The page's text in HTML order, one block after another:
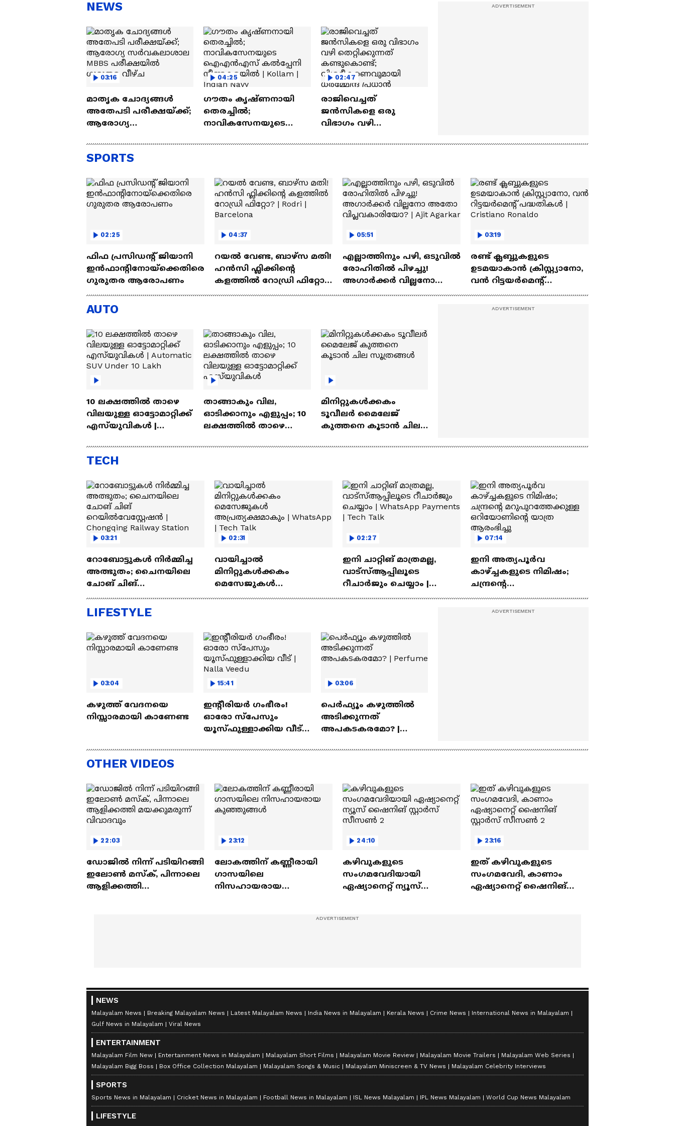
തൊഴിലാളികൾക്കായു
NEWS
03:16
മാതൃക ചോദ്യങ്ങൾ
അതേപടി പരീക്ഷയ്ക്ക്;
ആരോഗ്യ
പരീക്ഷയിൽ ഗുരുതര
വീഴ്ച
04:25
ഗൗതം കൃഷ്ണനായി
തെരച്ചിൽ;
നാവികസേനയുടെ
കൽപ്പേനി
02:47
രാജിവെച്ചത്
ജൻസികളെ ഒരു
വിഭാഗം വഴി
കണ്ടുകൊണ്ട്;
SPORTS
02:25
ഫിഫ പ്രസിഡന്റ് ജിയാനി
ഇൻഫാന്റിനോയ്‌ക്കെതിരെ
ഗുരുതര ആരോപണം
04:37
റയല്‍ വേണ്ട, ബാഴ്‌സ മതി!
ഹൻസി ഫ്ലിക്കിന്റെ
കളത്തില്‍ റോഡ്രി ഫിറ്റോ?
| Rodri | Barcelona
05:51
എല്ലാത്തിനും പഴി, ഒടുവില്‍
രോഹിതില്‍ പിഴച്ചു!
അഗാര്‍ക്കർ വില്ലനോ
അതോ വിപ്ലവകാരിയോ? |
03:19
രണ്ട്‌ ക്ലബ്ബുകളുടെ
ഉടമയാകാന്‍ ക്രിസ്റ്റ്യാനോ,
വന്‍ റിട്ടയര്‍മെന്റ്‌
പദ്ധതികള്‍ | Cristiano
AUTO
10 ലക്ഷത്തിൽ താഴെ
വിലയുള്ള ഓട്ടോമാറ്റിക്ക്
എസ്‍യുവികൾ |
Lakh
താങ്ങാകും വില,
ഓടിക്കാനും എളുപ്പം; 10
ലക്ഷത്തിൽ താഴെ
എസ്‍യുവികൾ
മിനിറ്റുകൾക്കകം
ടൂവീലർ മൈലേജ്
കുത്തനെ കൂടാൻ ചില
TECH
03:21
റോബോട്ടുകൾ നിർമ്മിച്ച
അത്ഭുതം; ചൈനയിലെ
ചോങ് ചിങ്
Chongqing Railway Station
02:31
വായിച്ചാൽ
മിനിറ്റുകൾക്കകം
മെസേജുകള്‍
02:27
ഇനി ചാറ്റിങ് മാത്രമല്ല,
വാട്‌സ്‌ആപ്പിലൂടെ
റീചാർജും ചെയ്യാം |
07:14
ഇനി അത്യപൂര്‍വ
കാഴ്ച്ചകളുടെ നിമിഷം;
ചന്ദ്രന്റെ
LIFESTYLE
03:04
കഴുത്ത് വേദനയെ
നിസ്സാരമായി കാണേണ്ട
15:41
ഇന്റീരിയർ ഗംഭീരം!
ഓരോ സ്‌പേസും
യൂസ്ഫുള്ളാക്കിയ വീട് |
03:06
പെർഫ്യൂം കഴുത്തിൽ
അടിക്കുന്നത്
അപകടകരമോ? |
OTHER VIDEOS
22:03
ഡോജിൽ നിന്ന് പടിയിറങ്ങി
ഇലോൺ മസ്ക്, പിന്നാലെ
ആളിക്കത്തി
23:12
ലോകത്തിന് കണ്ണീരായി
ഗാസയിലെ
നിസഹായരായ
24:10
കഴിവുകളുടെ
സംഗമവേദിയായി
ഏഷ്യാനെറ്റ് ന്യൂസ്
23:16
ഇത് കഴിവുകളുടെ
സംഗമവേദി, കാണാം
ഏഷ്യാനെറ്റ് ഷൈനിങ്
NEWS
Malayalam News Breaking Malayalam News Latest Malayalam News India News in Malayalam Kerala News Crime News
International News in Malayalam
Gulf News in Malayalam
Viral News
ENTERTAINMENT
Malayalam Film New Entertainment News in Malayalam Malayalam Short Films Malayalam Movie Review Malayalam Movie Trailers
Malayalam Web Series
Malayalam Bigg Boss
Box Office Collection Malayalam Malayalam Songs & Music Malayalam Miniscreen & TV News Malayalam Celebrity Interviews
SPORTS
Sports News in Malayalam Cricket News in Malayalam Football News in Malayalam ISL News Malayalam IPL News Malayalam World Cup News Malayalam
LIFESTYLE